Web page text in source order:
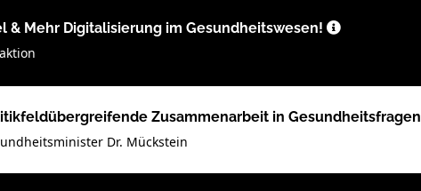
& Mehr Digitalisierung im Gesundheitswesen!
Zusammenarbeit in Gesundheitsfragen
Dr. Mückstein